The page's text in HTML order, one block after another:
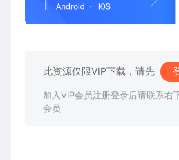
此资源仅限VIP下载，请先
加入VIP会员注册登录后请联系右
会员